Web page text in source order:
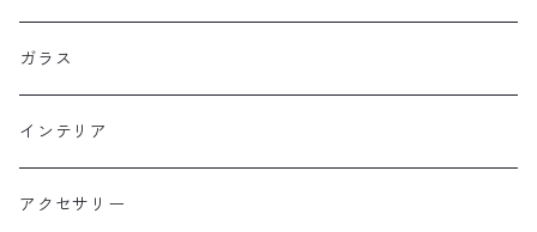
ガラス
インテリア
アクセサリー